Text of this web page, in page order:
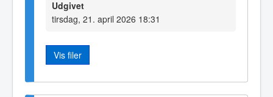
Udgivet
tirsdag, 21. april 2026 18:31
Vis filer